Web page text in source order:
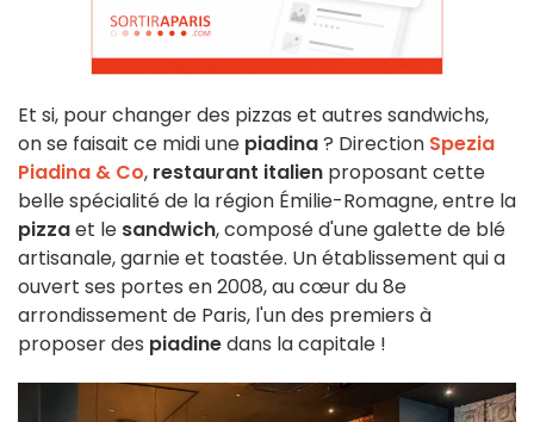
Et si, pour changer des pizzas et autres sandwichs,
on se faisait ce midi une piadina? Direction Spezia
Piadina & Co, restaurant italien proposant cette
belle spécialité de la région Émilie-Romagne, entre la
pizzaet le sandwich, composé d'une galette de blé
artisanale, garnie et toastée. Un établissement qui a
ouvert ses portes en 2008, au cœur du 8e
arrondissement de Paris, l'un des premiers à
proposer des piadinedans la capitale !